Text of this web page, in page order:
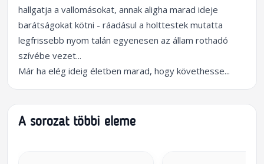
hallgatja a vallomásokat, annak aligha marad ideje
barátságokat kötni - ráadásul a holttestek mutatta
legfrissebb nyom talán egyenesen az állam rothadó
szívébe vezet...
Már ha elég ideig életben marad, hogy követhesse...
A sorozat többi eleme